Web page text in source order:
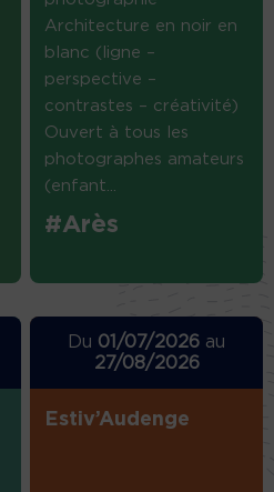
Architecture en noir en
blanc (ligne –
perspective –
contrastes – créativité)
Ouvert à tous les
photographes amateurs
(enfant...
#Arès
Du 01/07/2026 au
27/08/2026
Estiv’Audenge